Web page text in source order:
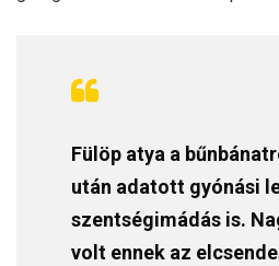
Fülöp atya a
után adatott gyónási
szentségimádás is.
volt ennek az